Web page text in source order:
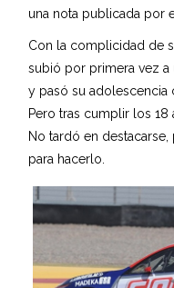
una nota publicada por
Con la complicidad de
subió por primera vez
y pasó su
Pero tras cumplir los
No tardó en
para hacerlo.